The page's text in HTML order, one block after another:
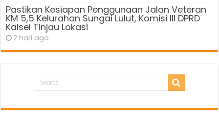
Pastikan Kesiapan Penggunaan Jalan Veteran
KM 5,5 Kelurahan Sungai Lulut, Komisi III DPRD
Kalsel Tinjau Lokasi
2 hari ago